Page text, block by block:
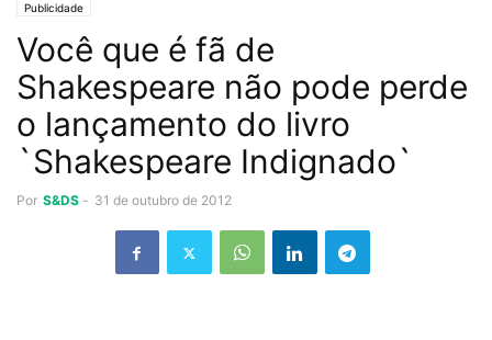
Publicidade
Você que é fã de
Shakespeare não pode perde
o lançamento do livro
`Shakespeare Indignado`
Por S&DS - 31 de outubro de 2012